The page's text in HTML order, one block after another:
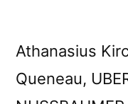
Athanasius
Queneau,